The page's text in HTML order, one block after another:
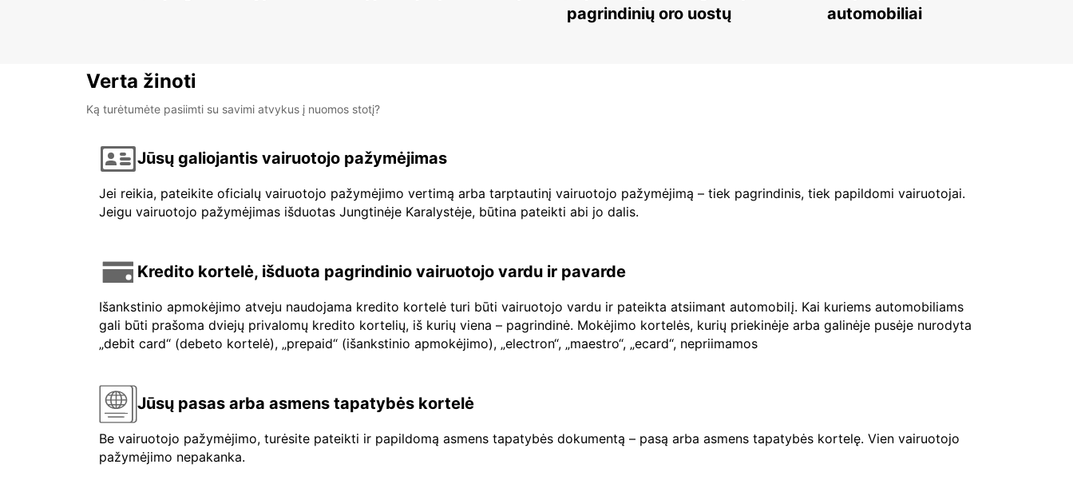
pagrindinių oro uostų
automobiliai
Verta žinoti
Ką turėtumėte pasiimti su savimi atvykus į nuomos stotį?
Jūsų galiojantis vairuotojo pažymėjimas
Jei reikia, pateikite oficialų vairuotojo pažymėjimo vertimą arba tarptautinį vairuotojo pažymėjimą – tiek pagrindinis, tiek papildomi vairuotojai.
Jeigu vairuotojo pažymėjimas išduotas Jungtinėje Karalystėje, būtina pateikti abi jo dalis.
Kredito kortelė, išduota pagrindinio vairuotojo vardu ir pavarde
Išankstinio apmokėjimo atveju naudojama kredito kortelė turi būti vairuotojo vardu ir pateikta atsiimant automobilį. Kai kuriems automobiliams
gali būti prašoma dviejų privalomų kredito kortelių, iš kurių viena – pagrindinė. Mokėjimo kortelės, kurių priekinėje arba galinėje pusėje nurodyta
„debit card“ (debeto kortelė), „prepaid“ (išankstinio apmokėjimo), „electron“, „maestro“, „ecard“, nepriimamos
Jūsų pasas arba asmens tapatybės kortelė
Be vairuotojo pažymėjimo, turėsite pateikti ir papildomą asmens tapatybės dokumentą – pasą arba asmens tapatybės kortelę. Vien vairuotojo
pažymėjimo nepakanka.